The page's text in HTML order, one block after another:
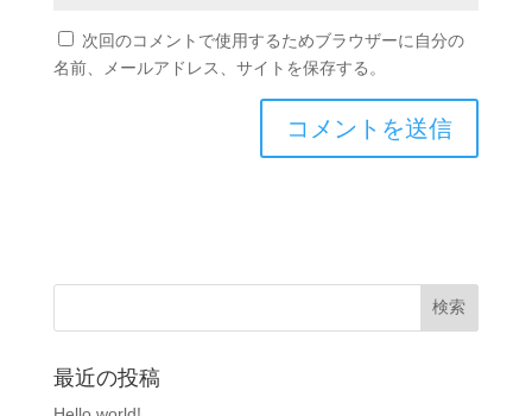
次回のコメントで使用するためブラウザーに自分の
名前、メールアドレス、サイトを保存する。
最近の投稿